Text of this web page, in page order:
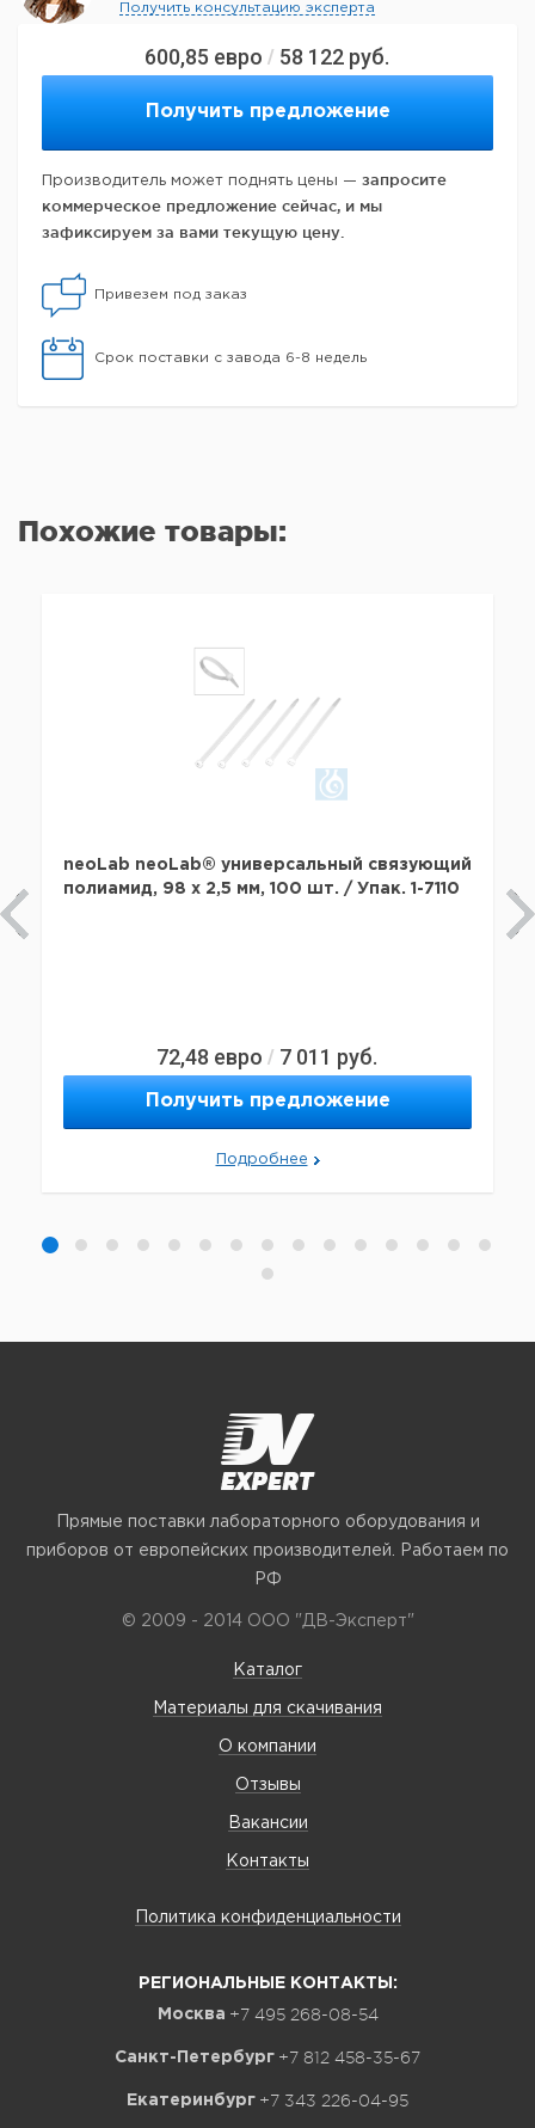
600,85 евро / 58 122 руб.
Получить предложение
Производитель может поднять цены — запросите
коммерческое предложение сейчас, и мы
зафиксируем за вами текущую цену.
Привезем под заказ
Срок поставки с завода 6-8 недель
Получить консультацию эксперта
Похожие товары:
neoLab neoLab® универсальный связующий
полиамид, 98 x 2,5 мм, 100 шт. / Упак. 1-7110
72,48 евро / 7 011 руб.
Получить предложение
Подробнее
Прямые поставки лабораторного оборудования и
приборов от европейских производителей. Работаем по
РФ
© 2009 - 2014 ООО "ДВ-Эксперт"
Каталог
Материалы для скачивания
О компании
Отзывы
Вакансии
Контакты
Политика конфиденциальности
РЕГИОНАЛЬНЫЕ КОНТАКТЫ:
Москва +7 495 268-08-54
Санкт-Петербург +7 812 458-35-67
Екатеринбург +7 343 226-04-95